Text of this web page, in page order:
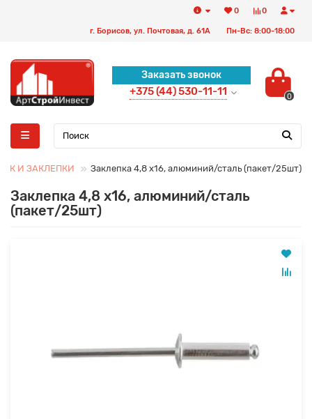
0
0
г. Борисов, ул. Почтовая, д. 61А Пн-Вс: 8:00-18:00
Заказать звонок
+375 (44) 530-11-11 0
И ЗАКЛЕПКИ Заклепка 4,8 х16, алюминий/сталь (пакет/25шт)
Заклепка 4,8 х16, алюминий/сталь
(пакет/25шт)